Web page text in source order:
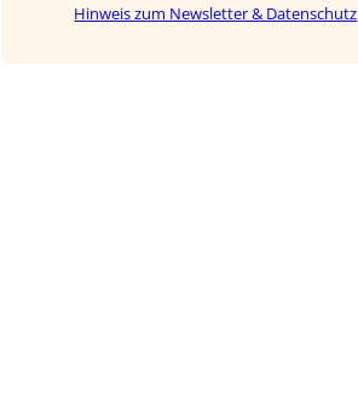
Hinweis zum Newsletter & Datenschutz